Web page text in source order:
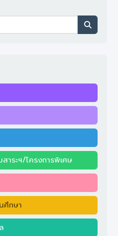
าระฯ/โครงการพิเศษ
ศึกษา